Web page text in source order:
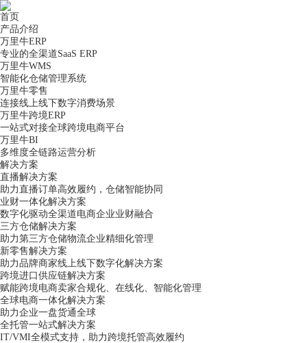
首页
产品介绍
万里牛ERP
专业的全渠道SaaS ERP
万里牛WMS
智能化仓储管理系统
万里牛零售
连接线上线下数字消费场景
万里牛跨境ERP
一站式对接全球跨境电商平台
万里牛BI
多维度全链路运营分析
解决方案
直播解决方案
助力直播订单高效履约，仓储智能协同
业财一体化解决方案
数字化驱动全渠道电商企业业财融合
三方仓储解决方案
助力第三方仓储物流企业精细化管理
新零售解决方案
助力品牌商家线上线下数字化解决方案
跨境进口供应链解决方案
赋能跨境电商卖家合规化、在线化、智能化管理
全球电商一体化解决方案
助力企业一盘货通全球
全托管一站式解决方案
IT/VMI全模式支持，助力跨境托管高效履约